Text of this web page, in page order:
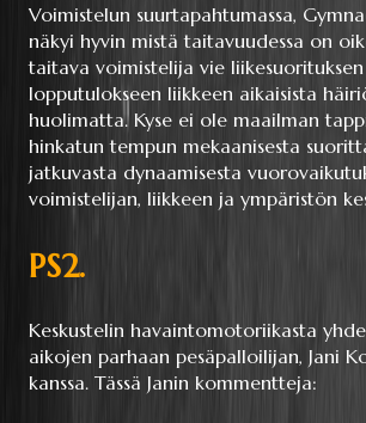
Voimistelun suurtapahtumassa,
näkyi hyvin mistä taitavuudessa on
taitava voimistelija vie
lopputulokseen liikkeen aikaisista
huolimatta. Kyse ei ole maailman
hinkatun tempun mekaanisesta
jatkuvasta dynaamisesta
voimistelijan, liikkeen ja ympäristön
PS2.
Keskustelin havaintomotoriikasta
aikojen parhaan pesäpalloilijan, Jani
kanssa. Tässä Janin kommentteja: